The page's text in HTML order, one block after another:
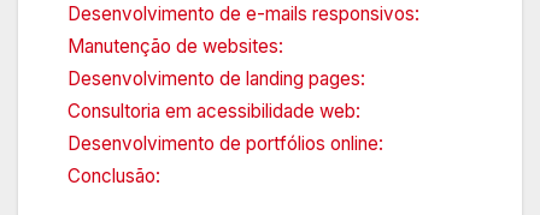
Desenvolvimento de e-mails responsivos:
Manutenção de websites:
Desenvolvimento de landing pages:
Consultoria em acessibilidade web:
Desenvolvimento de portfólios online:
Conclusão: